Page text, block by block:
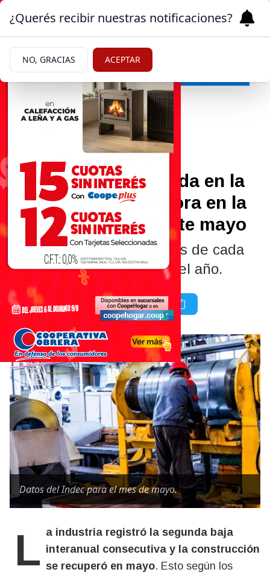
Hubo una nueva caída en la
industria y una mejora en la
construcción durante mayo
Cuáles fueron los números de cada
sector en el quinto mes del año.
Datos del Indec para el mes de mayo.
La industria registró la segunda baja interanual consecutiva y la construcción
se recuperó en mayo. Esto según los
¿Querés recibir nuestras notificaciones?
NO, GRACIAS ACEPTAR